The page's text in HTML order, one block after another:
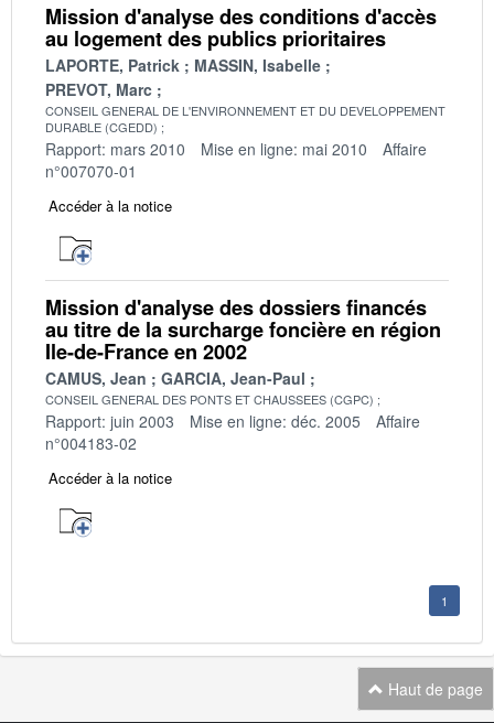
Mission d'analyse des conditions d'accès
au logement des publics prioritaires
LAPORTE, Patrick
MASSIN, Isabelle
PREVOT, Marc
CONSEIL GENERAL DE L'ENVIRONNEMENT ET DU DEVELOPPEMENT
DURABLE (CGEDD)
Rapport: mars 2010 Mise en ligne: mai 2010
Affaire
n°007070-01
Accéder à la notice
Mission d'analyse des dossiers financés
au titre de la surcharge foncière en région
Ile-de-France en 2002
CAMUS, Jean GARCIA, Jean-Paul
CONSEIL GENERAL DES PONTS ET CHAUSSEES (CGPC)
Rapport: juin 2003 Mise en ligne: déc. 2005
Affaire
n°004183-02
Accéder à la notice
1
Haut de page